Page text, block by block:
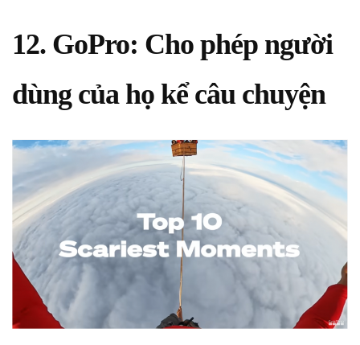
12. GoPro: Cho phép người
dùng của họ kể câu chuyện